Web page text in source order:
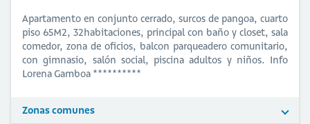
Apartamento en conjunto cerrado, surcos de pangoa, cuarto
piso 65M2, 32habitaciones, principal con baño y closet, sala
comedor, zona de oficios, balcon parqueadero comunitario,
con gimnasio, salón social, piscina adultos y niños. Info
Lorena Gamboa **********
Zonas comunes